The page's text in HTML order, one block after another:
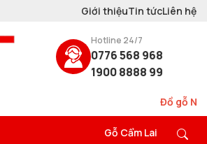
Giới thiệuTin tứcLiên hệ
Hotline 24/7
0776 568 968
1900 8888 99
Đồ gỗ Nội
Gỗ Cẩm Lai